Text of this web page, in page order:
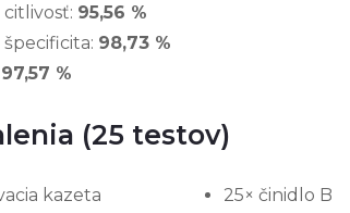
95,56 %
98,73 %
97,57 %
(25 testov)
kazeta
25× činidlo B